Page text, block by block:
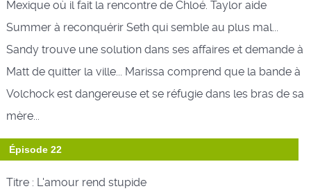
Mexique où il fait la rencontre de Chloé. Taylor aide
Summer à reconquérir Seth qui semble au plus mal...
Sandy trouve une solution dans ses affaires et demande à
Matt de quitter la ville... Marissa comprend que la bande à
Volchock est dangereuse et se réfugie dans les bras de sa
mère...
Épisode 22
Titre : L'amour rend stupide